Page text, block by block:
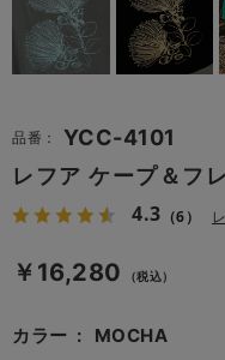
品番：
YCC-4101
レフア ケープ＆フ
4.3 （6）
￥16,280 （税込）
カラー MOCHA